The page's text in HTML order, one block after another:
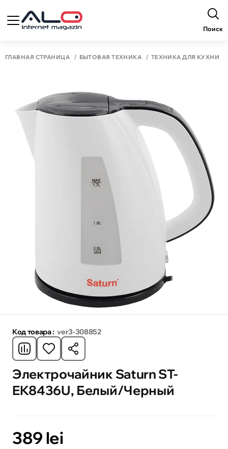
Поиск
ГЛАВНАЯ СТРАНИЦА БЫТОВАЯ ТЕХНИКА ТЕХНИКА ДЛЯ КУХНИ
Код товара : ver3-308852
Электрочайник Saturn ST-
EK8436U, Белый/Черный
389 lei